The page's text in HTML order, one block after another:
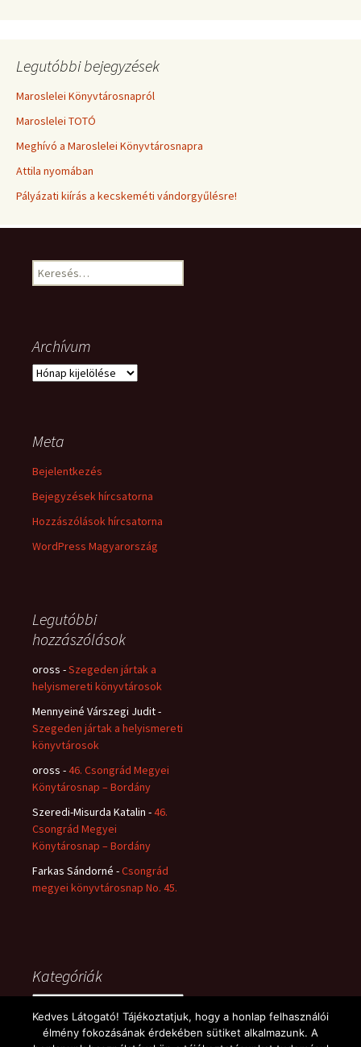
Legutóbbi bejegyzések
Maroslelei Könyvtárosnapról
Maroslelei TOTÓ
Meghívó a Maroslelei Könyvtárosnapra
Attila nyomában
Pályázati kiírás a kecskeméti vándorgyűlésre!
Keresés:
Archívum
Archívum
Meta
Bejelentkezés
Bejegyzések hírcsatorna
Hozzászólások hírcsatorna
WordPress Magyarország
Legutóbbi
hozzászólások
oross -Szegeden jártak a
helyismereti könyvtárosok
Mennyeiné Várszegi Judit-
Szegeden jártak a helyismereti
könyvtárosok
oross -46. Csongrád Megyei
Könytárosnap – Bordány
Szeredi-Misurda Katalin -46.
Csongrád Megyei
Könytárosnap – Bordány
Farkas Sándorné -Csongrád
megyei könyvtárosnap No. 45.
Kategóriák
Kategóriák
Kedves Látogató! Tájékoztatjuk, hogy a honlap felhasználói
élmény fokozásának érdekében sütiket alkalmazunk. A